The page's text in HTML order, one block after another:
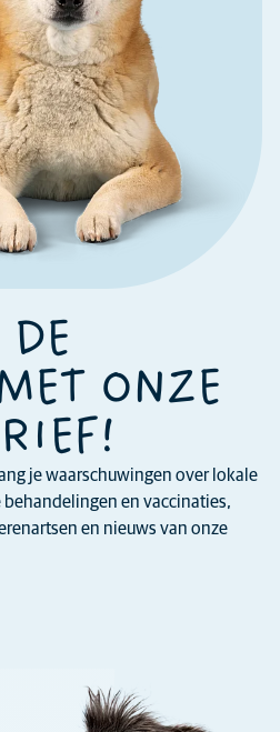
ONZE
je waarschuwingen over lokale
en vaccinaties,
en nieuws van onze